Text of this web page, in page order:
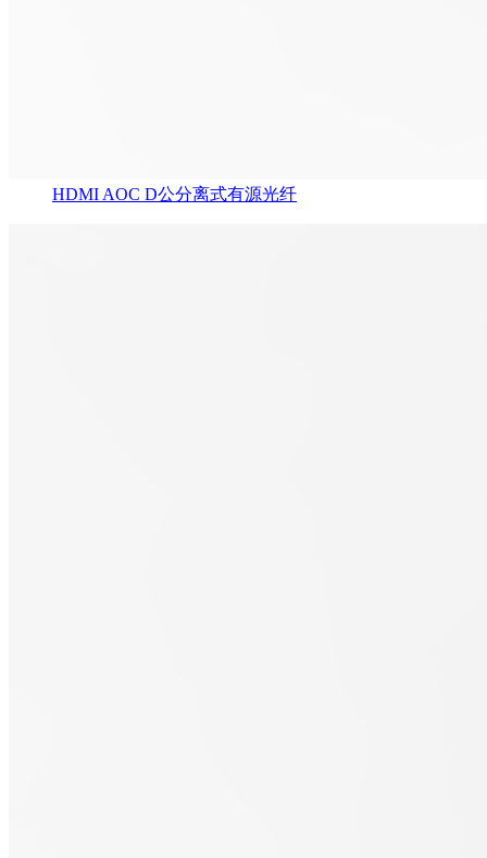
HDMI AOC D公分离式有源光纤